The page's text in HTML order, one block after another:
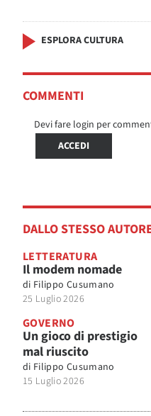
ESPLORA CULTURA
COMMENTI
Devi fare login per
ACCEDI
DALLO STESSO
LETTERATURA
Il modem nomade
di Filippo Cusumano
25 Luglio 2026
GOVERNO
Un gioco di prestigio
mal riuscito
di Filippo Cusumano
15 Luglio 2026